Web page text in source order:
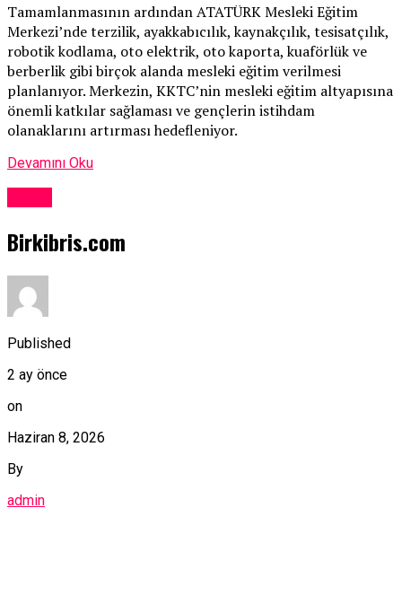
Tamamlanmasının ardından ATATÜRK Mesleki Eğitim
Merkezi’nde terzilik, ayakkabıcılık, kaynakçılık, tesisatçılık,
robotik kodlama, oto elektrik, oto kaporta, kuaförlük ve
berberlik gibi birçok alanda mesleki eğitim verilmesi
planlanıyor. Merkezin, KKTC’nin mesleki eğitim altyapısına
önemli katkılar sağlaması ve gençlerin istihdam
olanaklarını artırması hedefleniyor.
Devamını Oku
Birkibris.com
Published
2 ay önce
on
Haziran 8, 2026
By
admin